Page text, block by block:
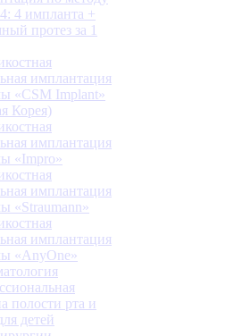
4 импланта +
протез за 1
имплантация
«CSM Implant»
Корея)
имплантация
«Impro»
имплантация
«Straumann»
имплантация
«AnyOne»
полости рта и
детей